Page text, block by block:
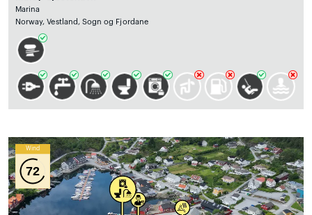
Marina
Norway, Vestland, Sogn og Fjordane
Wind
72